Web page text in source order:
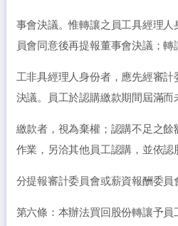
事會決議。惟轉讓之員工具經理
員會同意後再提報董事會決議；轉
工非具經理人身份者，應先經審
決議。員工於認購繳款期間屆滿而
繳款者，視為棄權；認購不足之
作業，另洽其他員工認購，並依認
分提報審計委員會或薪資報酬委員
第六條：本辦法買回股份轉讓予員